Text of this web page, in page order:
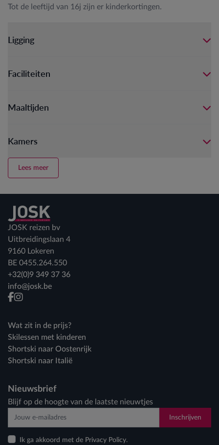
Tot de leeftijd van 16j zijn er kinderkortingen.
Ligging
Faciliteiten
Maaltijden
Kamers
Lees meer
Terug naar home
JOSK reizen bv
Uitbreidingslaan 4
9160 Lokeren
BE 0455.264.550
+32(0)9 349 37 36
info@josk.be
facebook
instagram
Wat zit in de prijs?
Skilessen met kinderen
Shortski naar Oostenrijk
Shortski naar Italië
Nieuwsbrief
Blijf op de hoogte van de laatste nieuwtjes
Inschrijven
Ik ga akkoord met de Privacy Policy.